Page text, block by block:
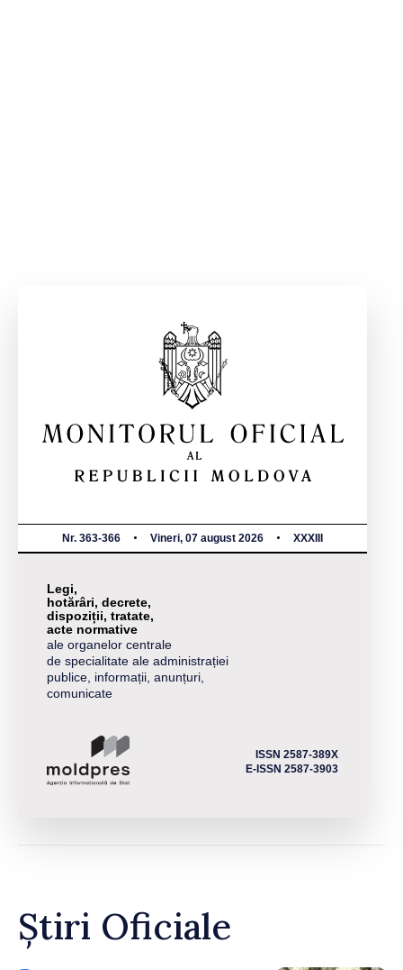
Nr. 363-366 Vineri, 07 august 2026 XXXIII
Legi,
hotărâri, decrete,
dispoziții, tratate,
acte normative
ale organelor centrale
de specialitate ale administrației
publice, informații, anunțuri,
comunicate
ISSN 2587-389X
E-ISSN 2587-3903
Știri Oficiale